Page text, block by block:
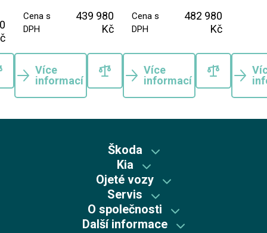
Cena s
DPH
439 980
Kč
Více
informací
Cena s
DPH
482 980
Kč
Více
informací
Škoda
Škoda předváděcí vozy
Skladové vozy Škoda
Škoda Plus
Kia
Kia předváděcí vozy
Skladové vozy Kia
Ojeté vozy
Škoda plus
Škoda
Servis
Autorizovaný servis Kia
O společnosti
Mycí centrum
Další informace